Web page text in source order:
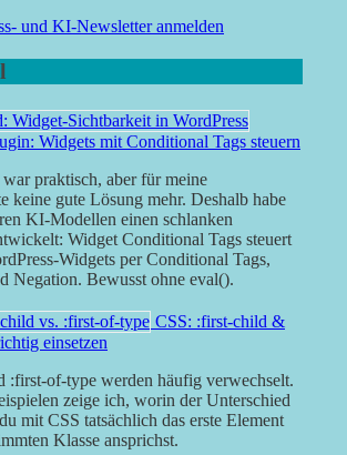
Widgets mit Conditional Tags steuern
praktisch, aber für meine
keine gute Lösung mehr. Deshalb habe
KI-Modellen einen schlanken
Widget Conditional Tags steuert
Widgets per Conditional Tags,
Negation. Bewusst ohne eval().
CSS: :first-child &
einsetzen
:first-of-type werden häufig verwechselt.
zeige ich, worin der Unterschied
mit CSS tatsächlich das erste Element
Klasse ansprichst.